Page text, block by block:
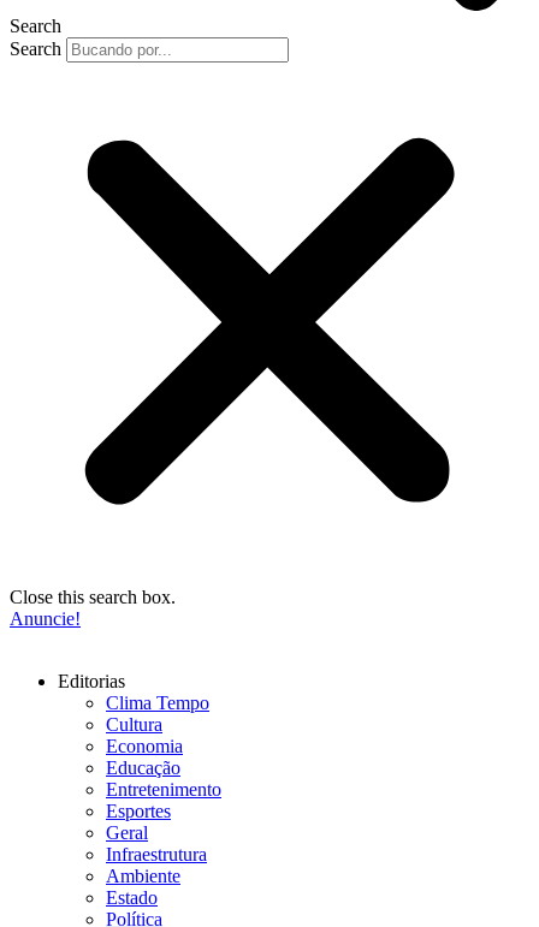
Search
Search
Close this search box.
Anuncie!
Editorias
Clima Tempo
Cultura
Economia
Educação
Entretenimento
Esportes
Geral
Infraestrutura
Ambiente
Estado
Política